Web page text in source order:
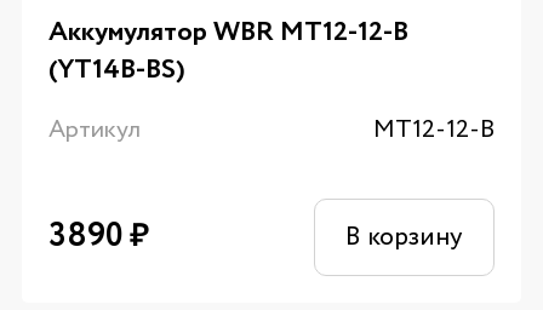
Аккумулятор WBR MT12-12-B
(YT14B-BS)
Артикул MT12-12-B
3890₽ В корзину